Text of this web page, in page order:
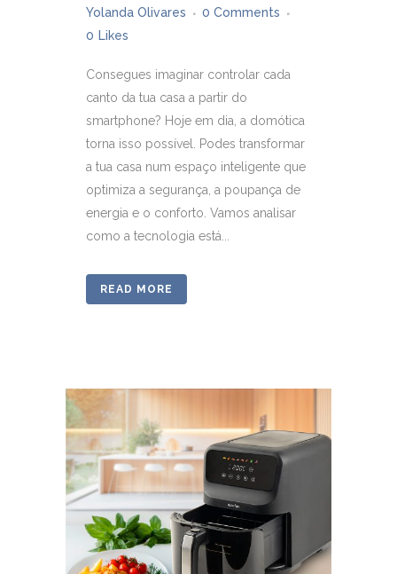
Yolanda Olivares
0 Comments
0 Likes
Consegues imaginar controlar cada
canto da tua casa a partir do
smartphone? Hoje em dia, a domótica
torna isso possível. Podes transformar
a tua casa num espaço inteligente que
optimiza a segurança, a poupança de
energia e o conforto. Vamos analisar
como a tecnologia está...
READ MORE